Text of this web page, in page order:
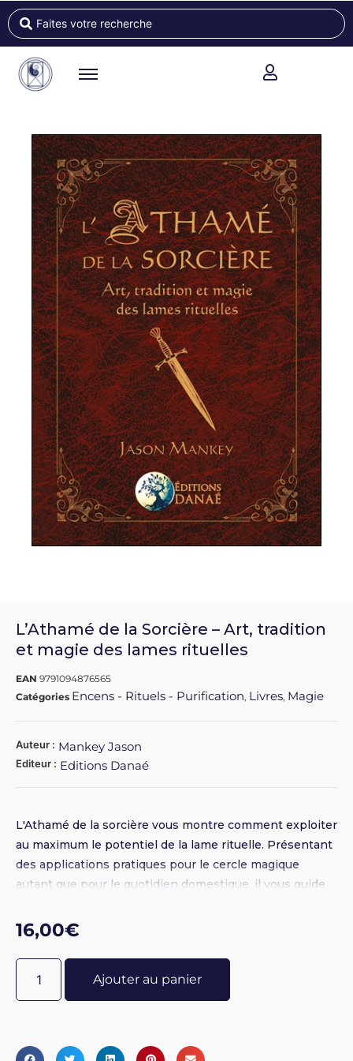
L’Athamé de la Sorcière – Art, tradition
et magie des lames rituelles
EAN 9791094876565
Catégories Encens - Rituels - Purification, Livres, Magie
Auteur : Mankey Jason
Editeur : Editions Danaé
L'Athamé de la sorcière vous montre comment exploiter
au maximum le potentiel de la lame rituelle. Présentant
des applications pratiques pour le cercle magique
autant que pour le quotidien domestique, il vous guide
personnaliser et le consacrer ? Comment en faire usage
dans votre pratique ? Retraçant l'histoire de cet outil
impressionnant depuis les temps les plus anciens
jusqu'à notre époque, L'Athamé de la sorcière présente
le symbolisme, l'histoire et les emplois modernes de la
16,00€
Ajouter au panier